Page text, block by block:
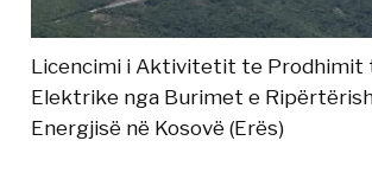
Licencimi i Aktivitetit te Prodhimit
Elektrike nga Burimet e
Energjisë në Kosovë (Erës)